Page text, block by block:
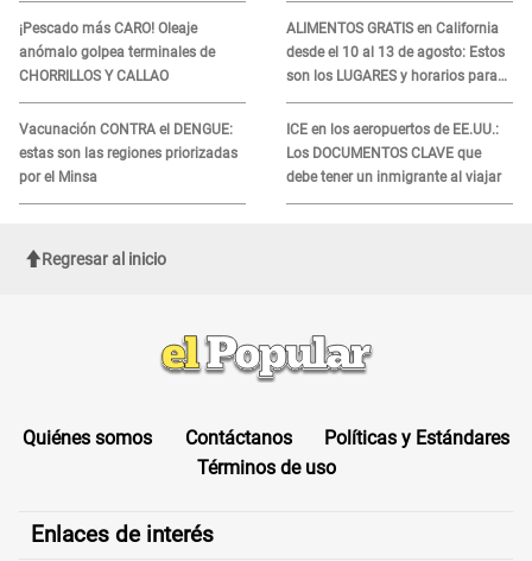
¡Pescado más CARO! Oleaje
anómalo golpea terminales de
CHORRILLOS Y CALLAO
Vacunación CONTRA el DENGUE:
estas son las regiones priorizadas
por el Minsa
ALIMENTOS GRATIS en California
desde el 10 al 13 de agosto: Estos
son los LUGARES y horarios para
recibir la ayuda
ICE en los aeropuertos de EE.UU.:
Los DOCUMENTOS CLAVE que
debe tener un inmigrante al viajar
Regresar al inicio
Quiénes somos Contáctanos
Políticas y Estándares
Términos de uso
Enlaces de interés